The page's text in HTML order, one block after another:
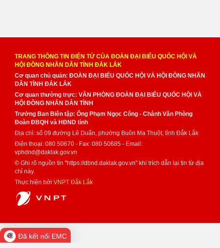
TRANG THÔNG TIN ĐIỆN TỬ CỦA ĐOÀN ĐẠI BIỂU QUỐC HỘI VÀ
HỘI ĐỒNG NHÂN DÂN TỈNH ĐẮK LẮK
Cơ quan chủ quản: ĐOÀN ĐẠI BIỂU QUỐC HỘI VÀ HỘI ĐỒNG NHÂN
DÂN TỈNH ĐẮK LẮK
Cơ quan thường trực: VĂN PHÒNG ĐOÀN ĐẠI BIỂU QUỐC HỘI VÀ
HỘI ĐỒNG NHÂN DÂN TỈNH
Trưởng Ban Biên tập: Ông Phạm Ngọc Công - Chánh Văn Phòng
Đoàn ĐBQH và HĐND tỉnh
Địa chỉ: số 09 đường Lê Duẩn, phường Buôn Ma Thuột, tỉnh Đắk Lắk
Điện thoại: 080 50670 - Fax: 080 50685 - Email:
vphdnd@daklak.gov.vn
© Ghi rõ nguồn tin "https://dbnd.daklak.gov.vn" khi trích dẫn lại tin từ địa
chỉ này.
Thực hiện bởi VNPT Đắk Lắk
Đã kết nối EMC